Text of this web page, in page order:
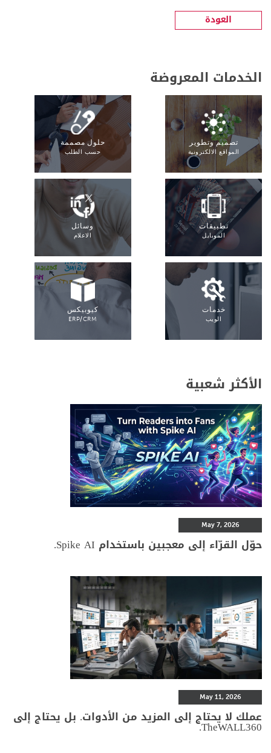
العودة
الخدمات المعروضة
تصميم وتطوير
المواقع الالكترونية
حلول مصممة
حسب الطلب
تطبيقات
الموبايل
وسائل
الاعلام
خدمات
الويب
كيوبيكس
ERP/CRM
الأكثر شعبية
May 7, 2026
حوّل القرّاء إلى معجبين باستخدام Spike AI.
May 11, 2026
عملك لا يحتاج إلى المزيد من الأدوات. بل يحتاج إلى
TheWALL360.